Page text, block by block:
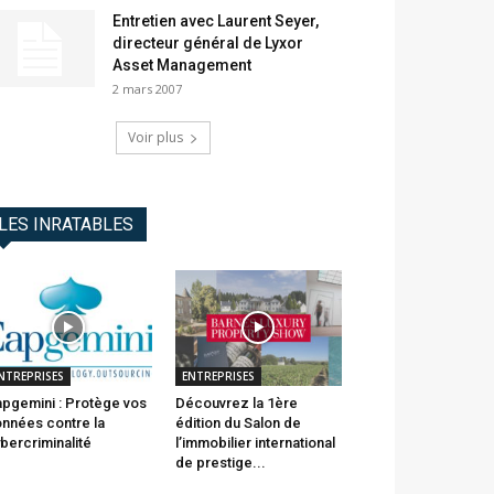
Entretien avec Laurent Seyer,
directeur général de Lyxor
Asset Management
2 mars 2007
Voir plus
LES INRATABLES
: Protège vos
contre la
ENTREPRISES
Découvrez la 1ère
édition du Salon de
l’immobilier international
de prestige...